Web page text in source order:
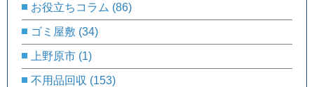
お役立ちコラム (86)
ゴミ屋敷 (34)
上野原市 (1)
不用品回収 (153)